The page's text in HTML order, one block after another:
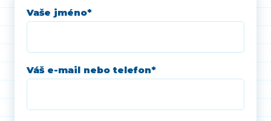
Vaše jméno*
Váš e-mail nebo telefon*